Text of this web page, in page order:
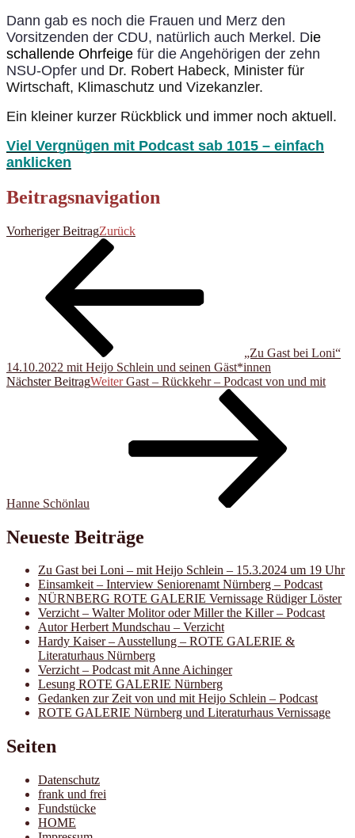
Dann gab es noch die Frauen und Merz den
Vorsitzenden der CDU, natürlich auch Merkel. Die
schallende Ohrfeige für die Angehörigen der zehn
NSU-Opfer und Dr. Robert Habeck, Minister für
Wirtschaft, Klimaschutz und Vizekanzler.
Ein kleiner kurzer Rückblick und immer noch aktuell.
Viel Vergnügen mit Podcast sab 1015 – einfach
anklicken
Beitragsnavigation
Vorheriger BeitragZurück
„Zu Gast bei Loni“
14.10.2022 mit Heijo Schlein und seinen Gäst*innen
Nächster BeitragWeiter Gast – Rückkehr – Podcast von und mit
Hanne Schönlau
Neueste Beiträge
Zu Gast bei Loni – mit Heijo Schlein – 15.3.2024 um 19 Uhr
Einsamkeit – Interview Seniorenamt Nürnberg – Podcast
NÜRNBERG ROTE GALERIE Vernissage Rüdiger Löster
Verzicht – Walter Molitor oder Miller the Killer – Podcast
Autor Herbert Mundschau – Verzicht
Hardy Kaiser – Ausstellung – ROTE GALERIE &
Literaturhaus Nürnberg
Verzicht – Podcast mit Anne Aichinger
Lesung ROTE GALERIE Nürnberg
Gedanken zur Zeit von und mit Heijo Schlein – Podcast
ROTE GALERIE Nürnberg und Literaturhaus Vernissage
Seiten
Datenschutz
frank und frei
Fundstücke
HOME